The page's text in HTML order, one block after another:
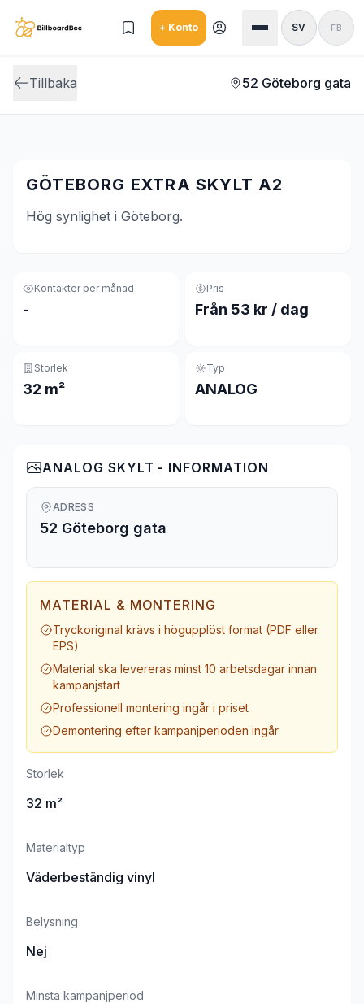
+ Konto SV FB
Tillbaka 52 Göteborg gata
GÖTEBORG EXTRA SKYLT A2
Hög synlighet i Göteborg.
Kontakter per månad
-
Pris
Från 53 kr / dag
Storlek
32 m²
Typ
ANALOG
ANALOG SKYLT - INFORMATION
ADRESS
52 Göteborg gata
MATERIAL & MONTERING
Tryckoriginal krävs i högupplöst format (PDF eller
EPS)
Material ska levereras minst 10 arbetsdagar innan
kampanjstart
Professionell montering ingår i priset
Demontering efter kampanjperioden ingår
Storlek
32 m²
Materialtyp
Väderbeständig vinyl
Belysning
Nej
Minsta kampanjperiod